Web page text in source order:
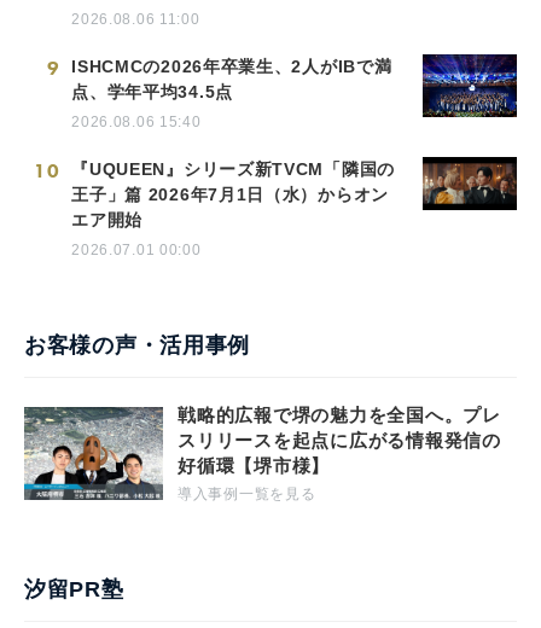
2026.08.06 11:00
9
ISHCMCの2026年卒業生、2人がIBで満
点、学年平均34.5点
2026.08.06 15:40
10
『UQUEEN』シリーズ新TVCM「隣国の
王子」篇 2026年7月1日（水）からオン
エア開始
2026.07.01 00:00
お客様の声・活用事例
戦略的広報で堺の魅力を全国へ。プレ
スリリースを起点に広がる情報発信の
好循環【堺市様】
導入事例一覧を見る
汐留PR塾